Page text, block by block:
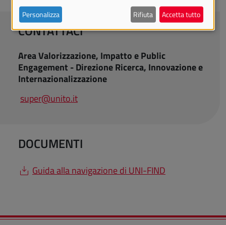
CONTATTACI
Area Valorizzazione, Impatto e Public
Engagement - Direzione Ricerca, Innovazione e
Internazionalizzazione
super@unito.it
DOCUMENTI
Guida alla navigazione di UNI-FIND
Personalizza Rifiuta Accetta tutto